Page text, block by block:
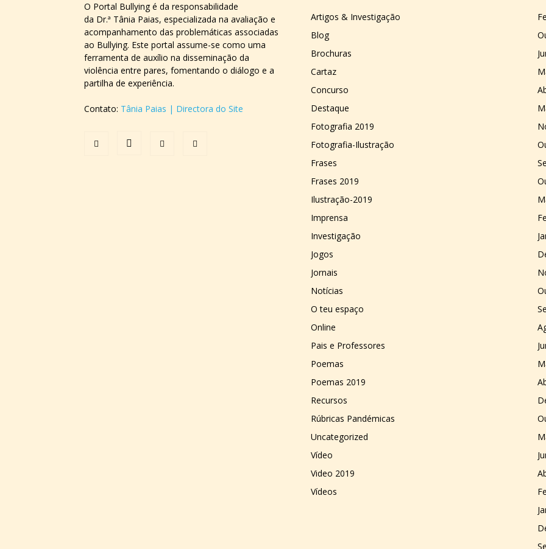
O Portal Bullying é da responsabilidade
da Dr.ª Tânia Paias, especializada na avaliação e
acompanhamento das problemáticas associadas
ao Bullying. Este portal assume-se como uma
ferramenta de auxílio na disseminação da
violência entre pares, fomentando o diálogo e a
partilha de experiência.
Contato: Tânia Paias | Directora do Site
Artigos & Investigação
Blog
Brochuras
Cartaz
Concurso
Destaque
Fotografia 2019
Fotografia-Ilustração
Frases
Frases 2019
Ilustração-2019
Imprensa
Investigação
Jogos
Jornais
Notícias
O teu espaço
Online
Pais e Professores
Poemas
Poemas 2019
Recursos
Rúbricas Pandémicas
Uncategorized
Vídeo
Video 2019
Vídeos